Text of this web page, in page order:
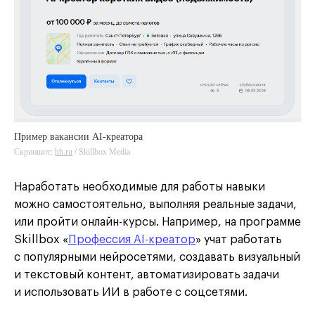
Пример вакансии AI-креатора
Скриншот: hh.ru / Skillbox Media
hh.ru
Наработать необходимые для работы навыки
можно самостоятельно, выполняя реальные задачи,
или пройти онлайн-курсы. Например, на программе
Skillbox « Профессия AI-креатор» учат работать
с популярными нейросетями, создавать визуальный
и текстовый контент, автоматизировать задачи
и использовать ИИ в работе с соцсетями.